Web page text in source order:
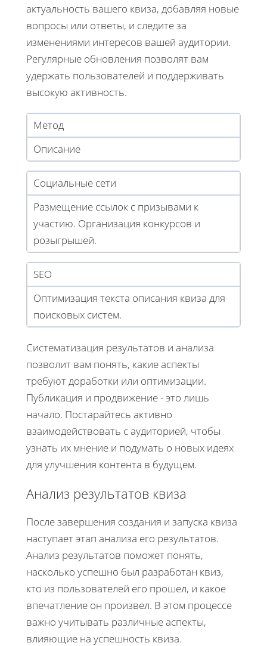
актуальность вашего квиза, добавляя новые
вопросы или ответы, и следите за
изменениями интересов вашей аудитории.
Регулярные обновления позволят вам
удержать пользователей и поддерживать
высокую активность.
Метод
Описание
Социальные сети
Размещение ссылок с призывами к
участию. Организация конкурсов и
розыгрышей.
SEO
Оптимизация текста описания квиза для
поисковых систем.
Систематизация результатов и анализа
позволит вам понять, какие аспекты
требуют доработки или оптимизации.
Публикация и продвижение - это лишь
начало. Постарайтесь активно
взаимодействовать с аудиторией, чтобы
узнать их мнение и подумать о новых идеях
для улучшения контента в будущем.
Анализ результатов квиза
После завершения создания и запуска квиза
наступает этап анализа его результатов.
Анализ результатов поможет понять,
насколько успешно был разработан квиз,
кто из пользователей его прошел, и какое
впечатление он произвел. В этом процессе
важно учитывать различные аспекты,
влияющие на успешность квиза.